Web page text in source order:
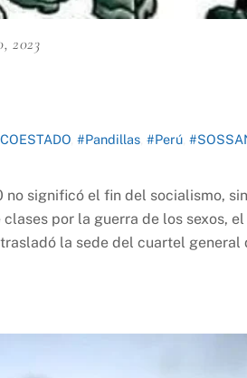
2023
, #Pandillas, #Perú,
significó el fin del socialismo,
por la guerra de los sexos,
la sede del cuartel general